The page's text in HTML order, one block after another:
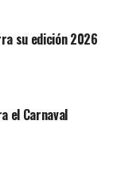
su edición 2026
el Carnaval